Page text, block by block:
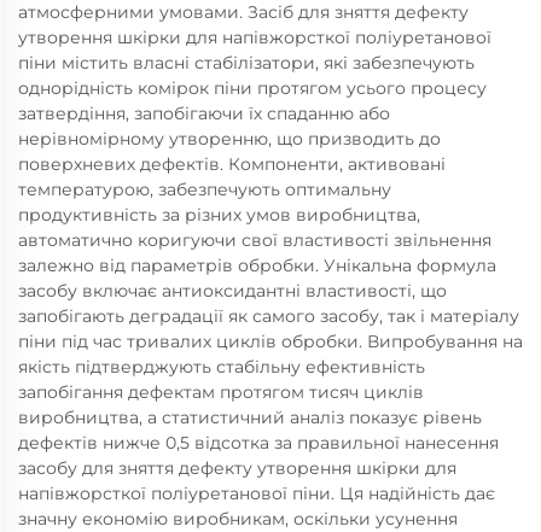
атмосферними умовами. Засіб для зняття дефекту
утворення шкірки для напівжорсткої поліуретанової
піни містить власні стабілізатори, які забезпечують
однорідність комірок піни протягом усього процесу
затвердіння, запобігаючи їх спаданню або
нерівномірному утворенню, що призводить до
поверхневих дефектів. Компоненти, активовані
температурою, забезпечують оптимальну
продуктивність за різних умов виробництва,
автоматично коригуючи свої властивості звільнення
залежно від параметрів обробки. Унікальна формула
засобу включає антиоксидантні властивості, що
запобігають деградації як самого засобу, так і матеріалу
піни під час тривалих циклів обробки. Випробування на
якість підтверджують стабільну ефективність
запобігання дефектам протягом тисяч циклів
виробництва, а статистичний аналіз показує рівень
дефектів нижче 0,5 відсотка за правильної нанесення
засобу для зняття дефекту утворення шкірки для
напівжорсткої поліуретанової піни. Ця надійність дає
значну економію виробникам, оскільки усунення